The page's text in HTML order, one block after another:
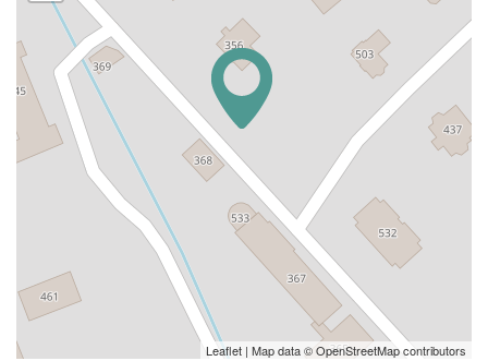
Leaflet | Map data ©OpenStreetMapcontributors